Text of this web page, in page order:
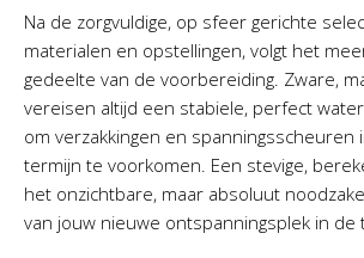
Na de zorgvuldige, op sfeer gerichte
materialen en opstellingen, volgt het
gedeelte van de voorbereiding. Zware,
vereisen altijd een stabiele, perfect
om verzakkingen en spanningsscheuren
termijn te voorkomen. Een stevige,
het onzichtbare, maar absoluut
van jouw nieuwe ontspanningsplek in de